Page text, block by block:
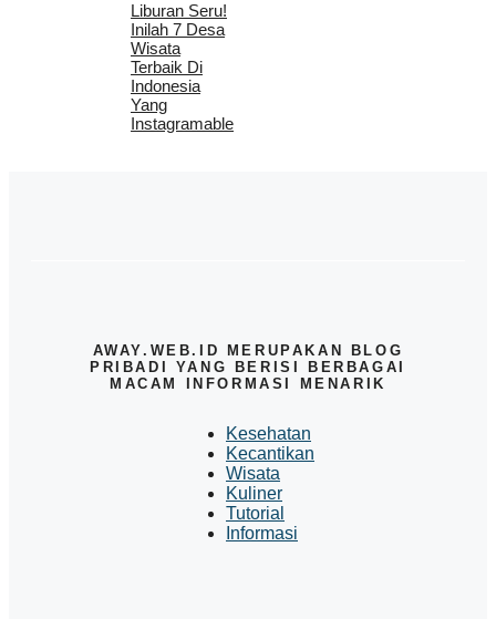
Liburan Seru!
Inilah 7 Desa
Wisata
Terbaik Di
Indonesia
Yang
Instagramable
AWAY.WEB.ID MERUPAKAN BLOG
PRIBADI YANG BERISI BERBAGAI
MACAM INFORMASI MENARIK
Kesehatan
Kecantikan
Wisata
Kuliner
Tutorial
Informasi